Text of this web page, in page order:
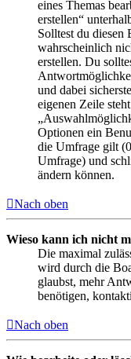
eines Themas
erstellen“
Solltest du diesen
wahrscheinlich
erstellen. Du
und dabei
eigenen Zeile
Optionen ein
die Umfrage gilt
Umfrage) und
ändern können.
Nach oben
Wieso kann ich nicht
Die maximal
wird durch die
glaubst, mehr
benötigen,
Nach oben